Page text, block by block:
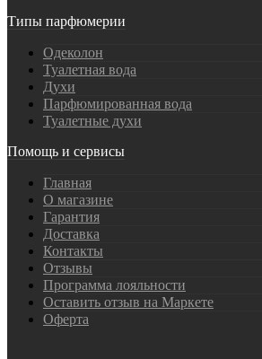
Типы парфюмерии
Одеколон
Туалетная вода
Духи
Парфюмированная вода
Туалетные духи
Помощь и сервисы
Главная
О магазине
Гарантия
Доставка
Контакты
Отзывы
Программа лояльности
Оставить отзыв на Маркете
Оферта